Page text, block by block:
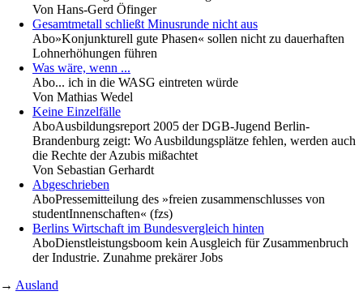
Von Hans-Gerd Öfinger
Gesamtmetall schließt Minusrunde nicht aus
Abo»Konjunkturell gute Phasen« sollen nicht zu dauerhaften
Lohnerhöhungen führen
Was wäre, wenn ...
Abo... ich in die WASG eintreten würde
Von Mathias Wedel
Keine Einzelfälle
AboAusbildungsreport 2005 der DGB-Jugend Berlin-
Brandenburg zeigt: Wo Ausbildungsplätze fehlen, werden auch
die Rechte der Azubis mißachtet
Von Sebastian Gerhardt
Abgeschrieben
AboPressemitteilung des »freien zusammenschlusses von
studentInnenschaften« (fzs)
Berlins Wirtschaft im Bundesvergleich hinten
AboDienstleistungsboom kein Ausgleich für Zusammenbruch
der Industrie. Zunahme prekärer Jobs
→ Ausland